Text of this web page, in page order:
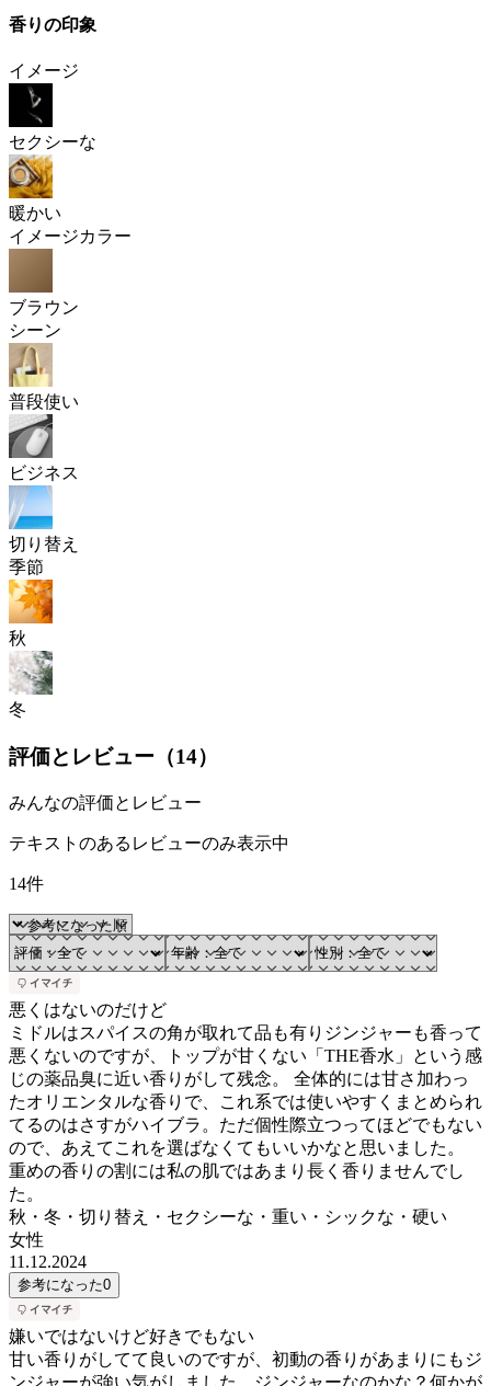
香りの印象
イメージ
セクシーな
暖かい
イメージカラー
ブラウン
シーン
普段使い
ビジネス
切り替え
季節
秋
冬
評価とレビュー（14）
みんなの評価とレビュー
テキストのあるレビューのみ表示中
14件
悪くはないのだけど
ミドルはスパイスの角が取れて品も有りジンジャーも香って
悪くないのですが、トップが甘くない「THE香水」という感
じの薬品臭に近い香りがして残念。 全体的には甘さ加わっ
たオリエンタルな香りで、これ系では使いやすくまとめられ
てるのはさすがハイブラ。ただ個性際立つってほどでもない
ので、あえてこれを選ばなくてもいいかなと思いました。
重めの香りの割には私の肌ではあまり長く香りませんでし
た。
秋・冬・切り替え・セクシーな・重い・シックな・硬い
女性
11.12.2024
参考になった0
嫌いではないけど好きでもない
甘い香りがしてて良いのですが、初動の香りがあまりにもジ
ンジャーが強い気がしました。ジンジャーなのかな？何かが